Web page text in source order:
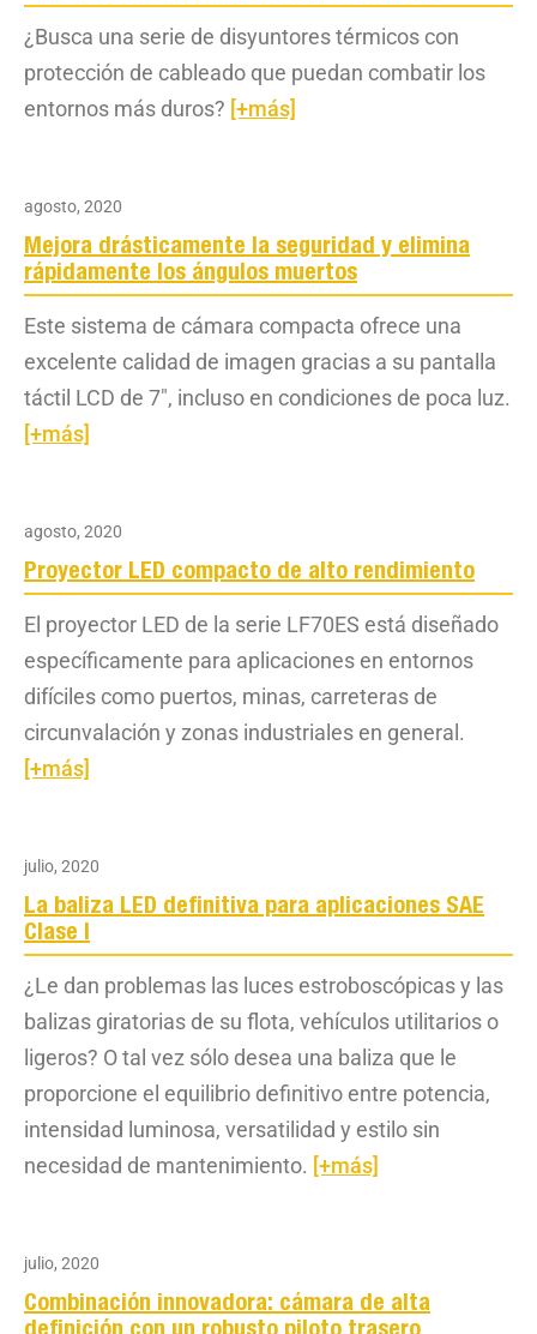
¿Busca una serie de disyuntores térmicos con
protección de cableado que puedan combatir los
entornos más duros? [+más]
agosto, 2020
Mejora drásticamente la seguridad y elimina
rápidamente los ángulos muertos
Este sistema de cámara compacta ofrece una
excelente calidad de imagen gracias a su pantalla
táctil LCD de 7", incluso en condiciones de poca luz.
[+más]
agosto, 2020
Proyector LED compacto de alto rendimiento
El proyector LED de la serie LF70ES está diseñado
específicamente para aplicaciones en entornos
difíciles como puertos, minas, carreteras de
circunvalación y zonas industriales en general.
[+más]
julio, 2020
La baliza LED definitiva para aplicaciones SAE
Clase I
¿Le dan problemas las luces estroboscópicas y las
balizas giratorias de su flota, vehículos utilitarios o
ligeros? O tal vez sólo desea una baliza que le
proporcione el equilibrio definitivo entre potencia,
intensidad luminosa, versatilidad y estilo sin
necesidad de mantenimiento. [+más]
julio, 2020
Combinación innovadora: cámara de alta